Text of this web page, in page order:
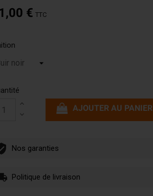
€ TTC
AJOUTER AU PANIER
Nos garanties
Politique de livraison